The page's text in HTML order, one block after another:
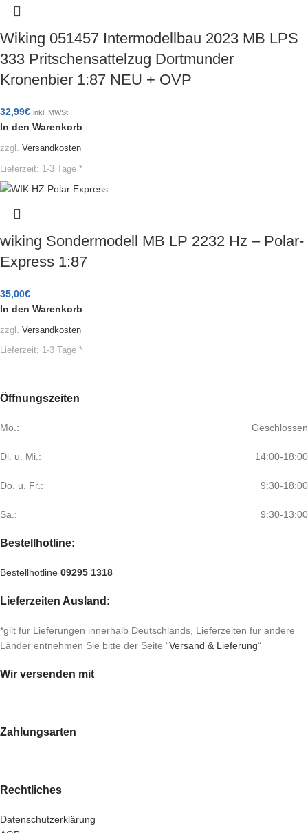
Wiking 051457 Intermodellbau 2023 MB LPS
333 Pritschensattelzug Dortmunder
Kronenbier 1:87 NEU + OVP
32,99€ inkl. MWSt.
In den Warenkorb
zzgl. Versandkosten
Lieferzeit: 1-3 Tage *
wiking Sondermodell MB LP 2232 Hz – Polar-
Express 1:87
35,00€
In den Warenkorb
zzgl. Versandkosten
Lieferzeit: 1-3 Tage *
Öffnungszeiten
Mo.: Geschlossen
Di. u. Mi.: 14:00-18:00
Do. u. Fr.: 9:30-18:00
Sa.: 9:30-13:00
Bestellhotline:
Bestellhotline 09295 1318
Lieferzeiten Ausland:
*gilt für Lieferungen innerhalb Deutschlands, Lieferzeiten für andere
Länder entnehmen Sie bitte der Seite “Versand & Lieferung“
Wir versenden mit
Zahlungsarten
Rechtliches
Datenschutzerklärung